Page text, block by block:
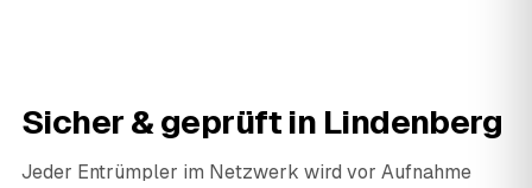
Sicher & geprüft in Lindenberg
Jeder Entrümpler im Netzwerk wird vor Aufnahme